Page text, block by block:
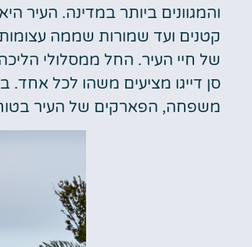
קטנים ועד שמורות שממה
של חיי העיר. החל ממסלולי
סן דייגו מציעים משהו לכל
משפחה, הפארקים של העיר